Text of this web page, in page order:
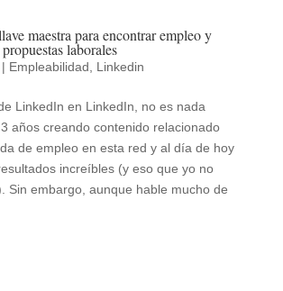
maestra para encontrar empleo y
laborales
| Empleabilidad Linkedin
LinkedIn en LinkedIn, no es nada
años creando contenido relacionado
de empleo en esta red y al día de hoy
increíbles (y eso que yo no
Sin embargo, aunque hable mucho de